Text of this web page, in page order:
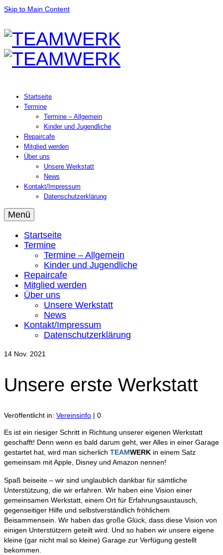
Skip to Main Content
Startseite
Termine
Termine – Allgemein
Kinder und Jugendliche
Repaircafe
Mitglied werden
Über uns
Unsere Werkstatt
News
Kontakt/Impressum
Datenschutzerklärung
Menü
Startseite
Termine
Termine – Allgemein
Kinder und Jugendliche
Repaircafe
Mitglied werden
Über uns
Unsere Werkstatt
News
Kontakt/Impressum
Datenschutzerklärung
14 Nov. 2021
Unsere erste Werkstatt
Veröffentlicht in: Vereinsinfo | 0
Es ist ein riesiger Schritt in Richtung unserer eigenen Werkstatt
geschafft! Denn wenn es bald darum geht, wer Alles in einer Garage
gestartet hat, wird man sicherlich TEAMWERK in einem Satz
gemeinsam mit Apple, Disney und Amazon nennen!
Spaß beiseite – wir sind unglaublich dankbar für sämtliche
Unterstützung, die wir erfahren. Wir haben eine Vision einer
gemeinsamen Werkstatt, einem Ort für Erfahrungsaustausch,
gegenseitiger Hilfe und selbstverständlich fröhlichem
Beisammensein. Wir haben das große Glück, dass diese Vision von
einigen Unterstützern geteilt wird. Und so haben wir unsere eigene
kleine (gar nicht mal so kleine) Garage zur Verfügung gestellt
bekommen.